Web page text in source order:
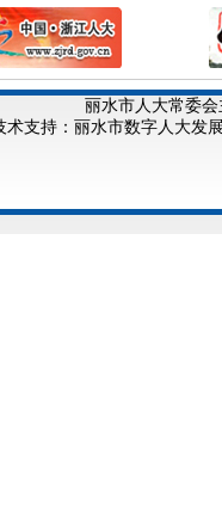
丽水市人大常委会
术支持：丽水市数字人大发